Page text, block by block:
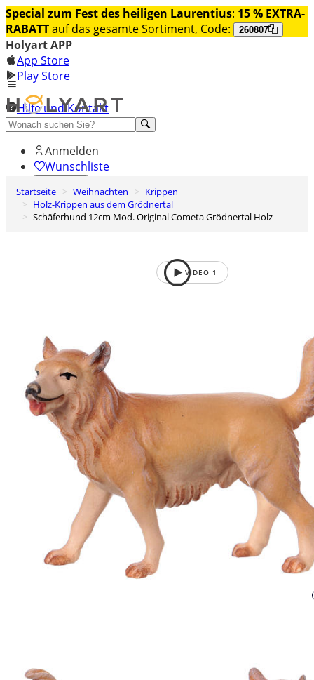
Special zum Fest des heiligen Laurentius: 15 % EXTRA-
RABATTauf das gesamte Sortiment, Code: 260807
Holyart APP
App Store
Play Store
Hilfe und Kontakt
Entdecken Sie Premium
Anmelden
Wunschliste
0
Warenkorb
Startseite Weihnachten
Krippen
Holz-Krippen aus dem Grödnertal
Schäferhund 12cm Mod. Original Cometa Grödnertal Holz
VIDEO 1